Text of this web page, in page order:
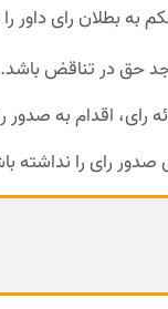
به بطلان رای داور
حق در تناقض باشد.
رای، اقدام به
صدور رای را نداشته